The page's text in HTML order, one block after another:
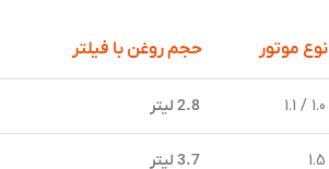
نوع موتور حجم روغن با فیلتر
1.0 / 1.1 2.8 لیتر
1.5 3.7 لیتر